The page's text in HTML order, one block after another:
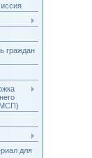
граждан
для